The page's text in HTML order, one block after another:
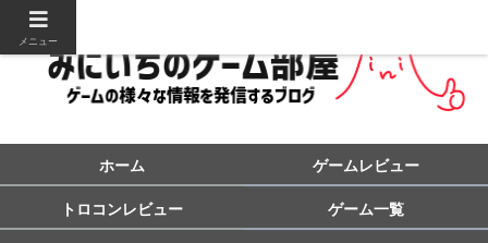
ホーム ゲームレビュー
トロコンレビュー ゲーム一覧
メニュー